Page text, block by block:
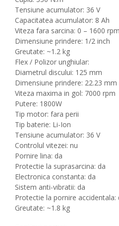
Tensiune acumulator: 36 V
Capacitatea acumulator: 8 Ah
Viteza fara sarcina: 0 – 1600
Dimensiune prindere: 1/2 inch
Greutate: ~1.2 kg
Flex / Polizor unghiular:
Diametrul discului: 125 mm
Dimensiune prindere: 22.23 mm
Viteza maxima in gol: 7000 rpm
Putere: 1800W
Tip motor: fara perii
Tip baterie: Li-Ion
Tensiune acumulator: 36 V
Controlul vitezei: nu
Pornire lina: da
Protectie la suprasarcina: da
Electronica constanta: da
Sistem anti-vibratii: da
Protectie la pornire accidentala:
Greutate: ~1.8 kg